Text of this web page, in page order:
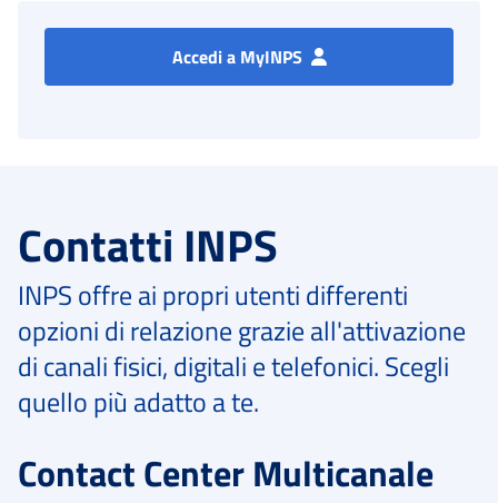
Accedi a MyINPS
Contatti INPS
INPS offre ai propri utenti differenti
opzioni di relazione grazie all'attivazione
di canali fisici, digitali e telefonici. Scegli
quello più adatto a te.
Contact Center Multicanale